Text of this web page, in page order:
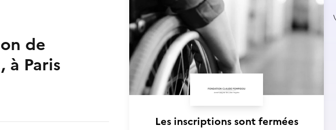
de
à Paris
Les inscriptions sont fermées